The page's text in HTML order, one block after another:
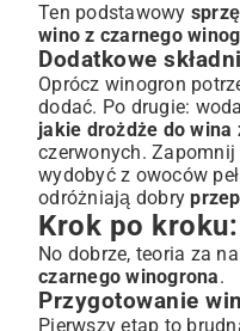
Ten podstawowy
wino z czarnego
Dodatkowe
Oprócz winogron
dodać. Po drugie:
jakie drożdże do wina
czerwonych.
wydobyć z owoców
odróżniają dobry
Krok po
No dobrze, teoria za
czarnego winogrona.
Przygotowanie
Pierwszy etap to